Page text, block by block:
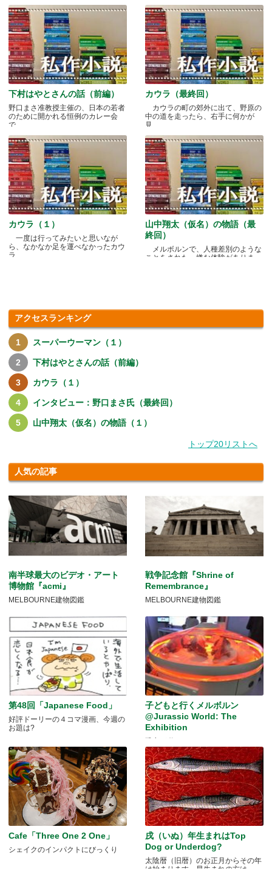
下村はやとさんの話（前編）
野口まさ准教授主催の、日本の若者
のために開かれる恒例のカレー会
で.....
カウラ（最終回）
カウラの町の郊外に出て、野原の
中の道を走ったら、右手に何かが
見.....
カウラ（１）
一度は行ってみたいと思いなが
ら、なかなか足を運べなかったカウ
ラ.....
山中翔太（仮名）の物語（最
終回）
メルボルンで、人種差別のような
ことをされた、嫌な体験がありま
アクセスランキング
スーパーウーマン（１）
下村はやとさんの話（前編）
カウラ（１）
インタビュー：野口まさ氏（最終回）
山中翔太（仮名）の物語（１）
トップ20リストへ
人気の記事
南半球最大のビデオ・アート
博物館『acmi』
MELBOURNE建物図鑑
戦争記念館『Shrine of
Remembrance』
MELBOURNE建物図鑑
第48回「Japanese Food」
好評ドーリーの４コマ漫画、今週の
お題は?
子どもと行くメルボルン
@Jurassic World: The
Exhibition
Cafe「Three One 2 One」
シェイクのインパクトにびっくり
戌（いぬ）年生まれはTop
Dog or Underdog?
太陰暦（旧暦）のお正月からその年
は始まります。早生まれの方は.....